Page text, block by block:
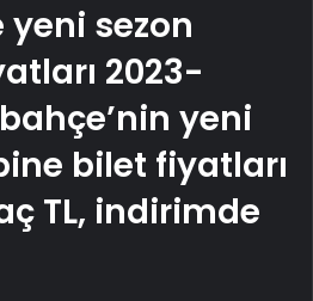
yeni sezon
2023-
yeni
bilet fiyatları
TL, indirimde